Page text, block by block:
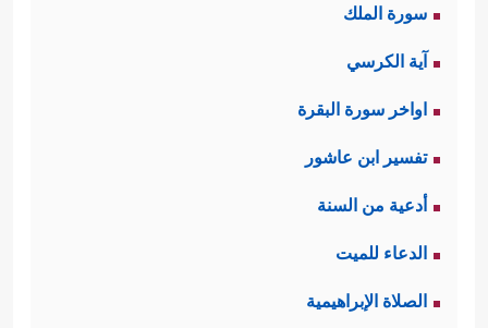
سورة الملك
آية الكرسي
اواخر سورة البقرة
تفسير ابن عاشور
أدعية من السنة
الدعاء للميت
الصلاة الإبراهيمية